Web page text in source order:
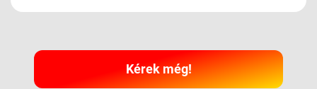
Kérek még!